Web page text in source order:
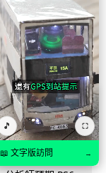
碟 包裝印
出光碟遊
方 7 月已公布
🎵 ⛶
📖 文字版訪問 →